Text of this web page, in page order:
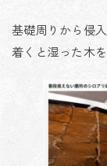
基礎周りから侵
着くと湿った木